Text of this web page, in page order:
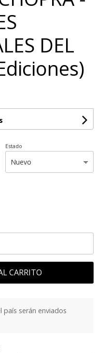
DEL
Estado
CARRITO
país serán enviados